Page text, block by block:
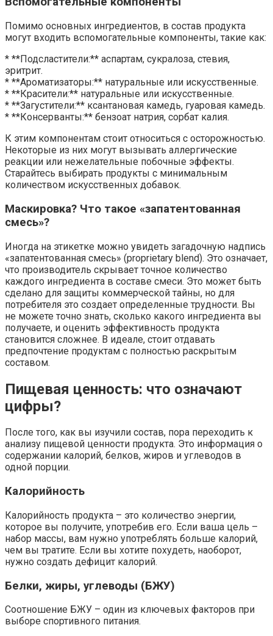
Помимо основных ингредиентов, в состав продукта
могут входить вспомогательные компоненты, такие как:
* **Подсластители:** аспартам, сукралоза, стевия,
эритрит.
* **Ароматизаторы:** натуральные или искусственные.
* **Красители:** натуральные или искусственные.
* **Загустители:** ксантановая камедь, гуаровая камедь.
* **Консерванты:** бензоат натрия, сорбат калия.
К этим компонентам стоит относиться с осторожностью.
Некоторые из них могут вызывать аллергические
реакции или нежелательные побочные эффекты.
Старайтесь выбирать продукты с минимальным
количеством искусственных добавок.
Маскировка? Что такое «запатентованная
смесь»?
Иногда на этикетке можно увидеть загадочную надпись
«запатентованная смесь» (proprietary blend). Это означает,
что производитель скрывает точное количество
каждого ингредиента в составе смеси. Это может быть
сделано для защиты коммерческой тайны, но для
потребителя это создает определенные трудности. Вы
не можете точно знать, сколько какого ингредиента вы
получаете, и оценить эффективность продукта
становится сложнее. В идеале, стоит отдавать
предпочтение продуктам с полностью раскрытым
составом.
Пищевая ценность: что означают
цифры?
После того, как вы изучили состав, пора переходить к
анализу пищевой ценности продукта. Это информация о
содержании калорий, белков, жиров и углеводов в
одной порции.
Калорийность
Калорийность продукта – это количество энергии,
которое вы получите, употребив его. Если ваша цель –
набор массы, вам нужно употреблять больше калорий,
чем вы тратите. Если вы хотите похудеть, наоборот,
нужно создать дефицит калорий.
Белки, жиры, углеводы (БЖУ)
Соотношение БЖУ – один из ключевых факторов при
выборе спортивного питания.